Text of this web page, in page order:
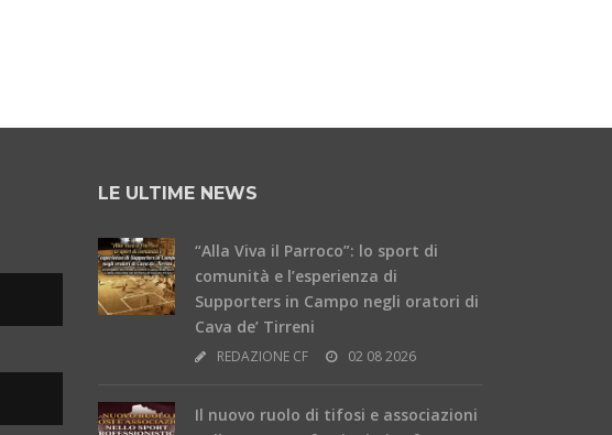
LE ULTIME NEWS
“Alla Viva il Parroco”: lo sport di
comunità e l’esperienza di
Supporters in Campo negli oratori di
Cava de’ Tirreni
REDAZIONE CF 02 08 2026
Il nuovo ruolo di tifosi e associazioni